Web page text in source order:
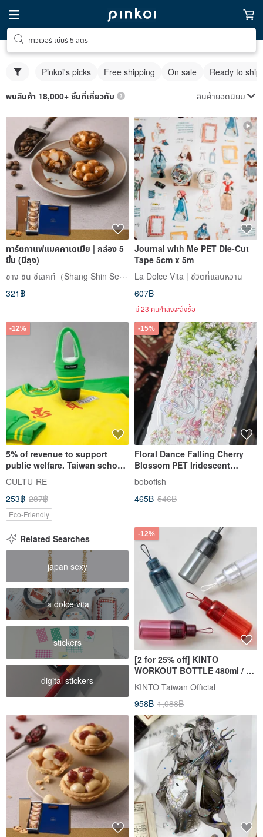
ทาวเวอร์ เบียร์ 5 ลิตร
Pinkoi's picks Free shipping On sale Ready to ship
พบสินค้า 18,000+ ชิ้นที่เกี่ยวกับ สินค้ายอดนิยม
ทาร์ตกาแฟแมคคาเดเมีย | กล่อง 5
ชิ้น (มีถุง)
ชาง ชิน ซีเลคท์（Shang Shin Select）
321฿
Journal with Me PET Die-Cut
Tape 5cm x 5m
La Dolce Vita | ชีวิตที่แสนหวาน
607฿
มี 23 คนกำลังจะสั่งซื้อ
-12%
5% of revenue to support
public welfare. Taiwan school
sportswear recycled beverage
bag. Optional color. Optional
birthday gift
CULTU-RE
253฿ 287฿
Eco-Friendly
-15%
Floral Dance Falling Cherry
Blossom PET Iridescent
Cutout Tape - 5m Roll
bobofish
465฿ 546฿
Related Searches
japan sexy
la dolce vita
stickers
digital stickers
-12%
[2 for 25% off] KINTO
WORKOUT BOTTLE 480ml / 5
Colors Available
KINTO Taiwan Official
958฿ 1,088฿